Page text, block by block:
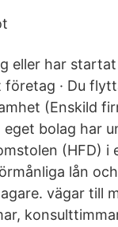
eller har
· Du
(Enskild
bolag har
(HFD) i
lån och
vägar till